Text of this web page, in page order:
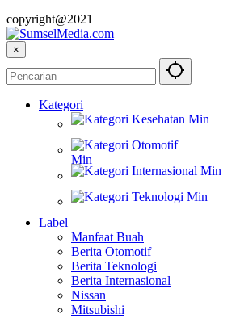
copyright@2021
×
Kategori
Label
Manfaat Buah
Berita Otomotif
Berita Teknologi
Berita Internasional
Nissan
Mitsubishi